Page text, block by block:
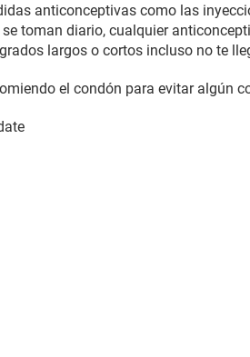
anticonceptivas como las
se toman diario, cualquier
largos o cortos incluso no te
el condón para evitar algún